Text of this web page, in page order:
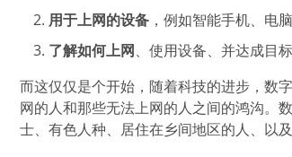
用于上网的设备 ，例如智能手机、电
了解如何上网、使用设备、并达成目
而这仅仅是个开始，随着科技的进步，数
网的人和那些无法上网的人之间的鸿沟。
士、有色人种、居住在乡间地区的人、以